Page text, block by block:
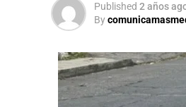
Published 2 años
By